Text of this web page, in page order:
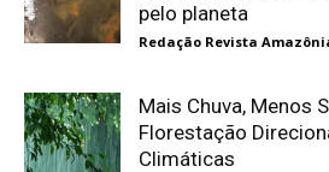
pelo planeta
Redação Revista
Mais Chuva, Menos
Florestação
Climáticas